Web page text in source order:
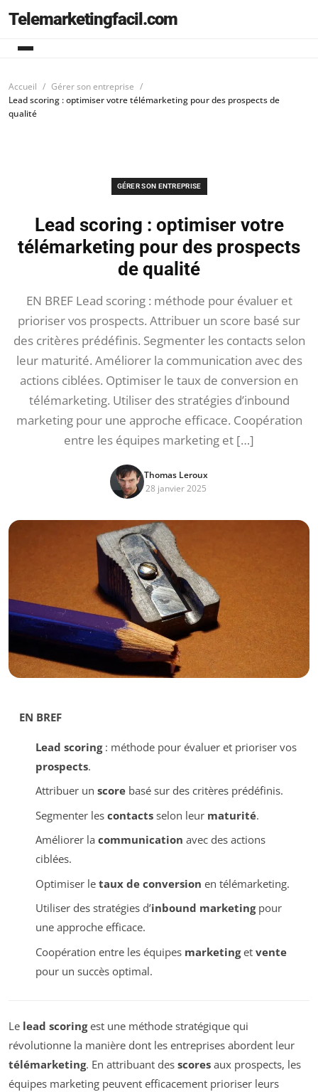
Telemarketingfacil.com
Accueil
Gérer son entreprise
Lead scoring : optimiser votre télémarketing pour des prospects de
qualité
GÉRER SON ENTREPRISE
Lead scoring : optimiser votre
télémarketing pour des prospects
de qualité
EN BREF Lead scoring : méthode pour évaluer et
prioriser vos prospects. Attribuer un score basé sur
des critères prédéfinis. Segmenter les contacts selon
leur maturité. Améliorer la communication avec des
actions ciblées. Optimiser le taux de conversion en
télémarketing. Utiliser des stratégies d’inbound
marketing pour une approche efficace. Coopération
entre les équipes marketing et […]
Thomas Leroux
28 janvier 2025
EN BREF
Lead scoring: méthode pour évaluer et prioriser vos
prospects.
Attribuer un scorebasé sur des critères prédéfinis.
Segmenter les contactsselon leur maturité.
Améliorer la communication avec des actions
ciblées.
Optimiser le taux de conversion en télémarketing.
Utiliser des stratégies d’inbound marketingpour
une approche efficace.
Coopération entre les équipes marketinget vente
pour un succès optimal.
Le lead scoringest une méthode stratégique qui
révolutionne la manière dont les entreprises abordent leur
télémarketing. En attribuant des scores aux prospects, les
équipes marketing peuvent efficacement prioriser leurs